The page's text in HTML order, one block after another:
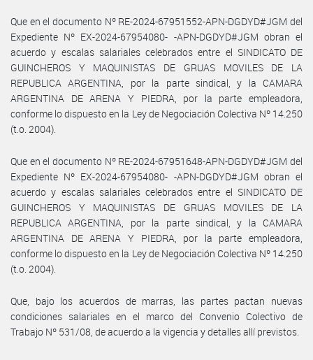
Que en el documento Nº RE-2024-67951552-APN-DGDYD#JGM del
Expediente Nº EX-2024-67954080- -APN-DGDYD#JGM obran el
acuerdo y escalas salariales celebrados entre el SINDICATO DE
GUINCHEROS Y MAQUINISTAS DE GRUAS MOVILES DE LA
REPUBLICA ARGENTINA, por la parte sindical, y la CAMARA
ARGENTINA DE ARENA Y PIEDRA, por la parte empleadora,
conforme lo dispuesto en la Ley de Negociación Colectiva Nº 14.250
(t.o. 2004).
Que en el documento Nº RE-2024-67951648-APN-DGDYD#JGM del
Expediente Nº EX-2024-67954080- -APN-DGDYD#JGM obran el
acuerdo y escalas salariales celebrados entre el SINDICATO DE
GUINCHEROS Y MAQUINISTAS DE GRUAS MOVILES DE LA
REPUBLICA ARGENTINA, por la parte sindical, y la CAMARA
ARGENTINA DE ARENA Y PIEDRA, por la parte empleadora,
conforme lo dispuesto en la Ley de Negociación Colectiva Nº 14.250
(t.o. 2004).
Que, bajo los acuerdos de marras, las partes pactan nuevas
condiciones salariales en el marco del Convenio Colectivo de
Trabajo Nº 531/08, de acuerdo a la vigencia y detalles allí previstos.